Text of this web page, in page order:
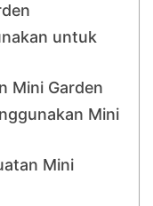
untuk
Mini Garden
Mini
Mini